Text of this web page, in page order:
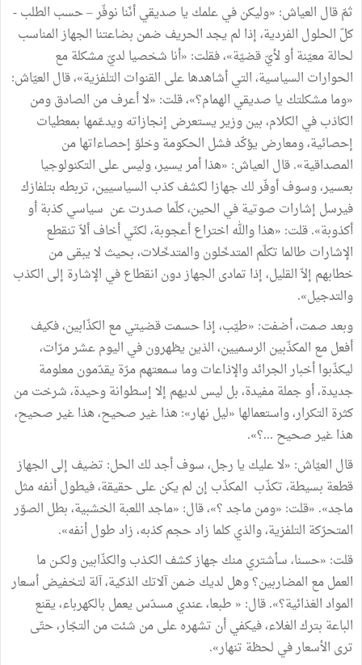
ثمّ قال العياش: «وليكن في علمك يا صديقي أنّنا نوفّر – حسب الطلب -
كلّ الحلول الفردية، إذا لم يجد الحريف ضمن بضاعتنا الجهاز المناسب
لحالة معيّنة أو لأيّ قضيّة»، فقلت: «أنا شخصيا لديّ مشكلة مع
الحوارات السياسية، التي أشاهدها على القنوات التلفزية»، قال العيّاش:
«وما مشكلتك يا صديقي الهمام؟»، قلت: «لا أعرف من الصادق ومن
الكاذب في الكلام، بين وزير يستعرض إنجازاته ويدعّمها بمعطيات
إحصائية، ومعارض يؤكّد فشل الحكومة وخلوّ إحصاءاتها من
المصداقية». قال العياش: «هذا أمر يسير، وليس على التكنولوجيا
بعسير، وسوف أوفّر لك جهازا لكشف كذب السياسيين، تربطه بتلفازك
فيرسل إشارات صوتية في الحين، كلّما صدرت عن سياسي كذبة أو
أكذوبة». قلت: «هذا والله اختراع أعجوبة، لكنّي أخاف ألاّ تنقطع
الإشارات طالما تكلّم المتدخّلون والمتدخّلات، بحيث لا يبقى من
خطابهم إلاّ القليل، إذا تمادى الجهاز دون انقطاع في الإشارة إلى الكذب
والتدجيل».
وبعد صمت، أضفت: «طيّب، إذا حسمت قضيتي مع الكذّابين، فكيف
أفعل مع المكذّبين الرسميين، الذين يظهرون في اليوم عشر مرّات،
ليكذّبوا أخبار الجرائد والإذاعات وما سمعتهم مرّة يقدّمون معلومة
جديدة، أو جملة مفيدة، بل ليس لديهم إلا إسطوانة وحيدة، شرخت من
كثرة التكرار، واستعمالها «ليل نهار»: هذا غير صحيح، هذا غير صحيح،
هذا غير صحيح ...؟».
قال العيّاش: «لا عليك يا رجل، سوف أجد لك الحل: تضيف إلى الجهاز
قطعة بسيطة، تكذّب المكذّب إن لم يكن على حقيقة، فيطول أنفه مثل
ماجد». «قلت: «ومن ماجد ؟»، قال: «ماجد اللعبة الخشبية، بطل الصوّر
المتحرّكة التلفزية، والذي كلما زاد حجم كذبه، زاد طول أنفه».
قلت: «حسنا، سأشتري منك جهاز كشف الكـذب والكذّابين ولكــن ما
العمل مع المضاربين؟ وهل لديك ضمن آلاتك الذكية، آلة لتخفيض أسعار
المواد الغذائية؟». قال: « طبعا، عندي مسدّس يعمل بالكهرباء، يقنع
الباعة بترك الغلاء، فيكفي أن تشهره على من شئت من التجّار، حتّى
ترى الأسعار في لحظة تنهار».